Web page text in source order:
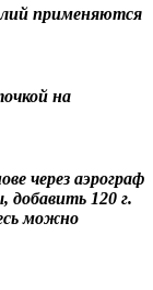
применяются
на
через аэрограф
добавить 120 г.
можно